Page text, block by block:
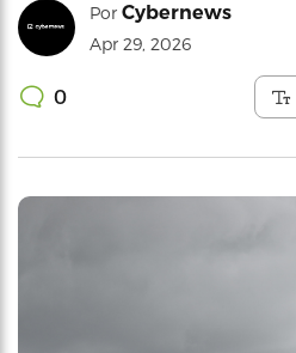
Por Cybernews
Apr 29, 2026
0